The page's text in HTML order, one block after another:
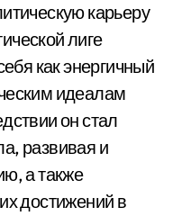
карьеру
лиге
как энергичный
идеалам
он стал
развивая и
а также
достижений в